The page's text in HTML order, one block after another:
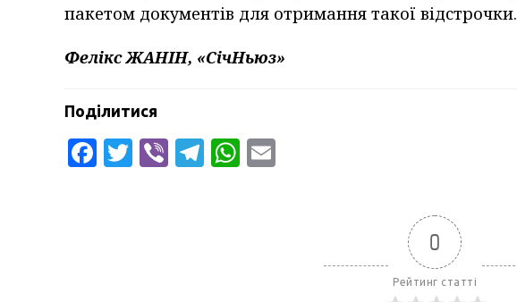
пакетом документів для отримання такої відстрочки.
Фелікс ЖАНІН, «СічНьюз»
Поділитися
Facebook
Twitter
ViberTelegram
WhatsApp
0
Рейтинг статті